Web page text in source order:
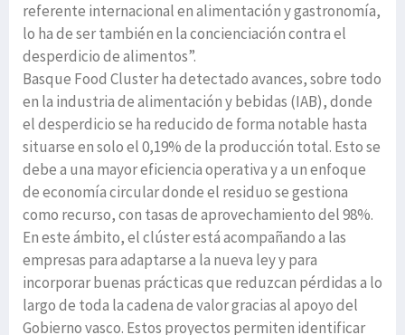
referente internacional en alimentación y gastronomía,
lo ha de ser también en la concienciación contra el
desperdicio de alimentos”.
Basque Food Cluster ha detectado avances, sobre todo
en la industria de alimentación y bebidas (IAB), donde
el desperdicio se ha reducido de forma notable hasta
situarse en solo el 0,19% de la producción total. Esto se
debe a una mayor eficiencia operativa y a un enfoque
de economía circular donde el residuo se gestiona
como recurso, con tasas de aprovechamiento del 98%.
En este ámbito, el clúster está acompañando a las
empresas para adaptarse a la nueva ley y para
incorporar buenas prácticas que reduzcan pérdidas a lo
largo de toda la cadena de valor gracias al apoyo del
Gobierno vasco. Estos proyectos permiten identificar